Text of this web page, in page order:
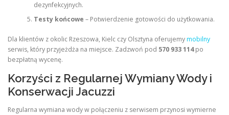
dezynfekcyjnych.
Testy końcowe – Potwierdzenie gotowości do użytkowania.
Dla klientów z okolic Rzeszowa, Kielc czy Olsztyna oferujemymobilny
serwis, który przyjeżdża na miejsce. Zadzwoń pod 570 933 114po
bezpłatną wycenę.
Korzyści z Regularnej Wymiany Wody i
Konserwacji Jacuzzi
Regularna wymiana wody w połączeniu z serwisem przynosi wymierne